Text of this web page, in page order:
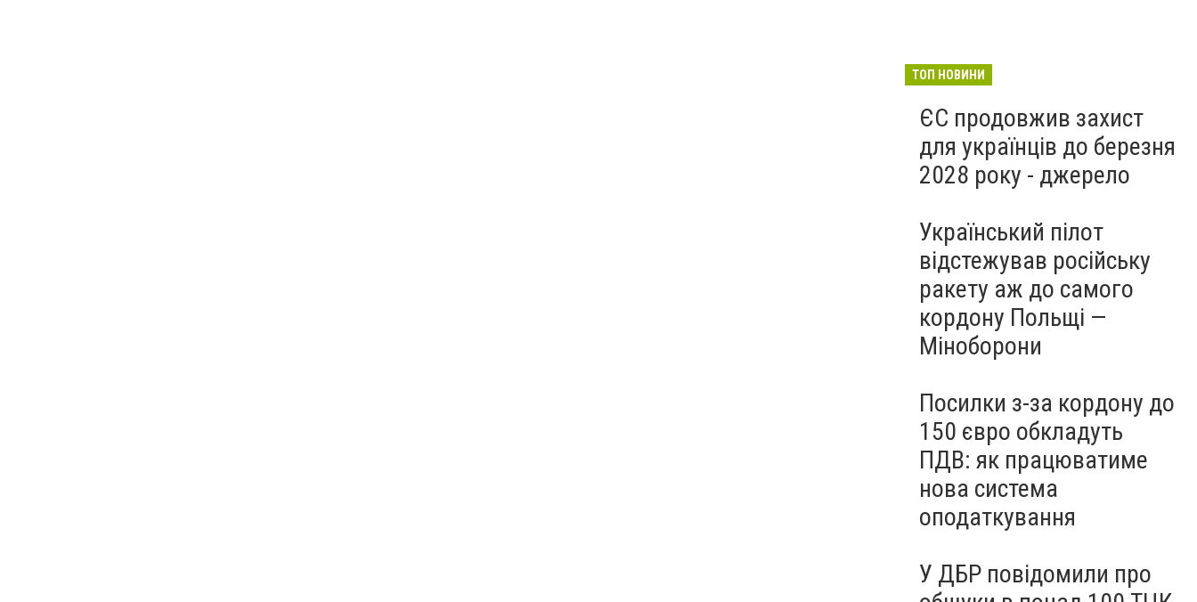
ТОП НОВИНИ
ЄС продовжив захист
для українців до березня
2028 року - джерело
Український пілот
відстежував російську
ракету аж до самого
кордону Польщі —
Міноборони
Посилки з-за кордону до
150 євро обкладуть
ПДВ: як працюватиме
нова система
оподаткування
У ДБР повідомили про